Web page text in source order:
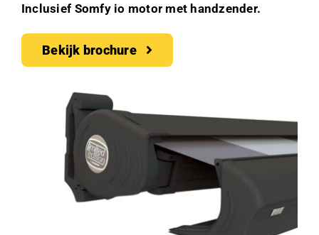
Inclusief Somfy io motor met handzender.
Bekijk brochure